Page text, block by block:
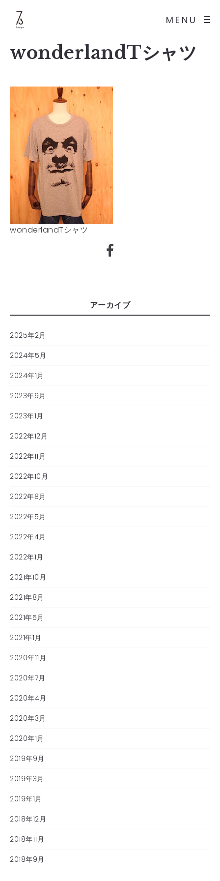
MENU
wonderlandTシャツ
wonderlandTシャツ
アーカイブ
2025年2月
2024年5月
2024年1月
2023年9月
2023年1月
2022年12月
2022年11月
2022年10月
2022年8月
2022年5月
2022年4月
2022年1月
2021年10月
2021年8月
2021年5月
2021年1月
2020年11月
2020年7月
2020年4月
2020年3月
2020年1月
2019年9月
2019年3月
2019年1月
2018年12月
2018年11月
2018年9月